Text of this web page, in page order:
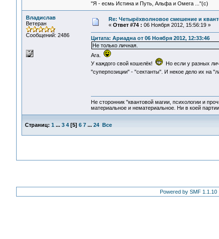
"Я - есмь Истина и Путь, Альфа и Омега ..."(с)
Владислав
Ветеран
Сообщений: 2486
Re: Четырёхволновое смешение и
« Ответ #74 : 06 Ноября 2012, 15:56:19 »
Цитата: Ариадна от 06 Ноября 2012, 12:33:46
Не только личная.
Ага.
У каждого свой кошелёк!
Но если у разных
"суперпозиции" - "сектанты". И некое дело их на
Не сторонник "квантовой магии, психологии и
материальное и нематериальное. Ни в коей
Страниц: 1 ... 3 4[5] 6 7 ... 24 Все
Powered by SMF 1.1.10